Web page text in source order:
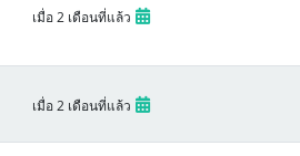
เมื่อ 2 เดือนที่แล้ว
เมื่อ 2 เดือนที่แล้ว